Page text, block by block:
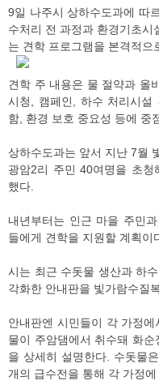
9일 나주시 상하수도과에 따
수처리 전 과정과 환경기초시
는 견학 프로그램을 본격적으
견학 주 내용은 물 절약과 올
시청, 캠페인, 하수 처리시
함, 환경 보호 중요성 등에 중
상하수도과는 앞서 지난 7월
광암2리 주민 40여명을 초
했다.
내년부터는 인근 마을 주민
들에게 견학을 지원할 계획이
시는 최근 수돗물 생산과 하
각화한 안내판을 빛가람수질
안내판엔 시민들이 각 가정
물이 주암댐에서 취수돼 화
을 상세히 설명한다. 수돗물
개의 급수전을 통해 각 가정